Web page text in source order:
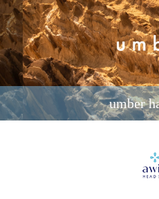
umber